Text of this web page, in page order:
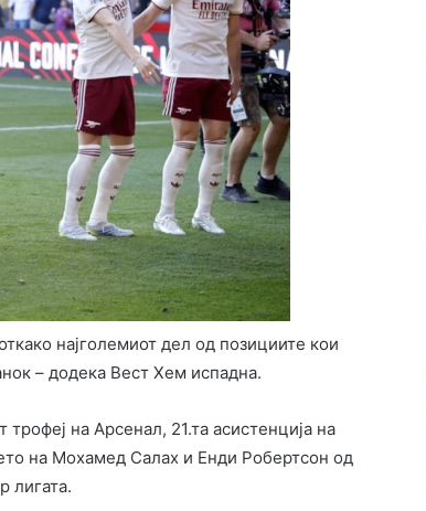
најголемиот дел од позициите кои
– додека Вест Хем испадна.
на Арсенал, 21.та асистенција на
на Мохамед Салах и Енди Робертсон од
лигата.